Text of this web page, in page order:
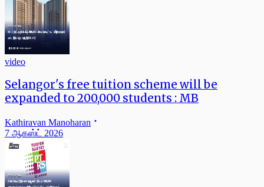
video
Selangor's free tuition scheme will be
expanded to 200,000 students : MB
Kathiravan Manoharan
7 ஆகஸ்ட் 2026